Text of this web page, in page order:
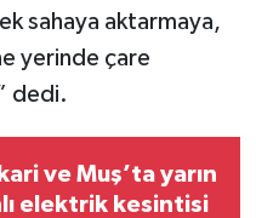
sahaya aktarmaya,
yerinde çare
dedi.
ve Muş’ta yarın
elektrik kesintisi